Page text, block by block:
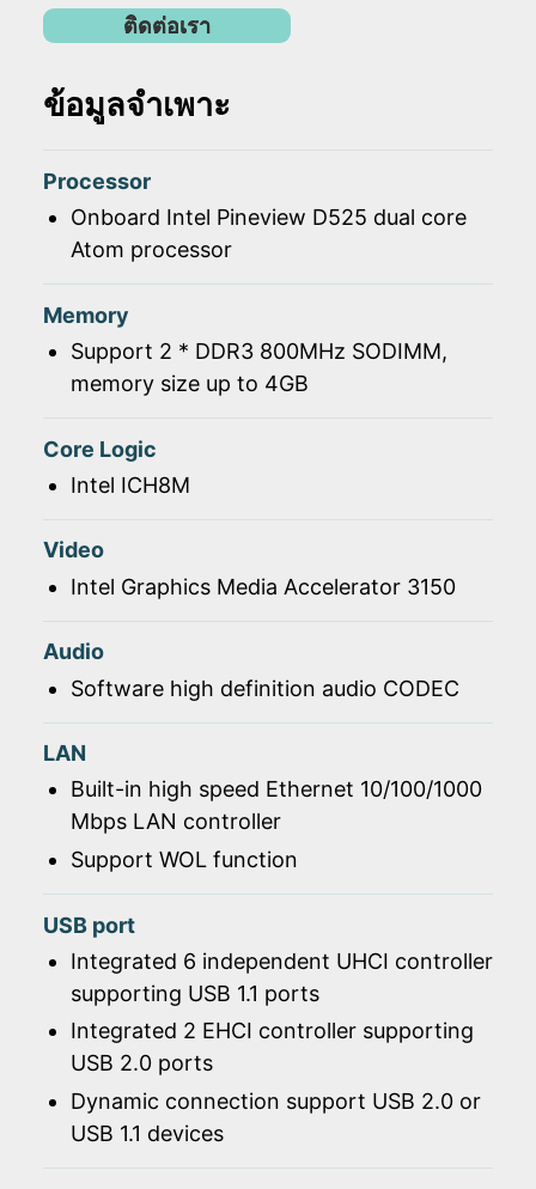
ติดต่อเรา
ข้อมูลจำเพาะ
Processor
Onboard Intel Pineview D525 dual core
Atom processor
Memory
Support 2 * DDR3 800MHz SODIMM,
memory size up to 4GB
Core Logic
Intel ICH8M
Video
Intel Graphics Media Accelerator 3150
Audio
Software high definition audio CODEC
LAN
Built-in high speed Ethernet 10/100/1000
Mbps LAN controller
Support WOL function
USB port
Integrated 6 independent UHCI controller
supporting USB 1.1 ports
Integrated 2 EHCI controller supporting
USB 2.0 ports
Dynamic connection support USB 2.0 or
USB 1.1 devices